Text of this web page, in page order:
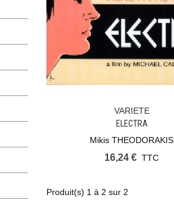
Ajouter Au Panier
VARIETE
ELECTRA
Mikis THEODORAKIS
16,24 € TTC
Produit(s) 1 à 2 sur 2